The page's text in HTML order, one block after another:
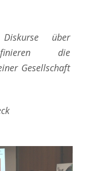
Diskurse über
die
Gesellschaft